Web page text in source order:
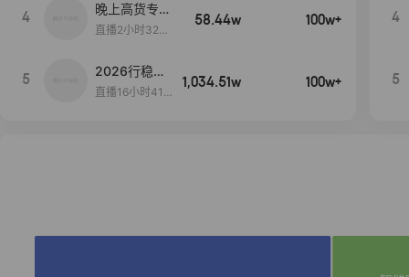
4
晚上高货专场
大放漏
直播2小时32分
58.44w 100w+
5
2026行稳致
远
直播16小时41
1,034.51w 100w+
4
5